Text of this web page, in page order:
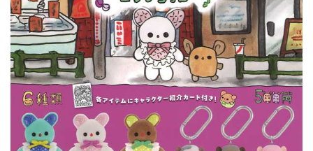
カプセルトイ
販促用空カプセル
レンタル
景品・玩具・文具